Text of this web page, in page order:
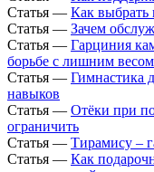
Статья — Как
Статья — Зачем
Статья — Гарциния
борьбе с лишним весом
Статья — Гимнастика
навыков
Статья — Отёки при
ограничить
Статья — Тирамису –
Статья — Как